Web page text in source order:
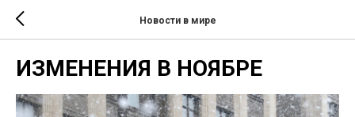
Новости в мире
ИЗМЕНЕНИЯ В НОЯБРЕ